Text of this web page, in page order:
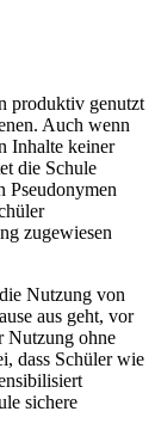
produktiv genutzt
Auch wenn
Inhalte keiner
die Schule
Pseudonymen
zugewiesen
Nutzung von
aus geht, vor
Nutzung ohne
dass Schüler wie
sichere